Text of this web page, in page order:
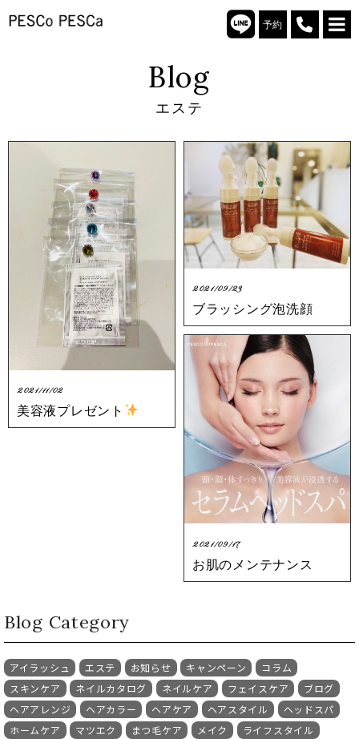
予約
Blog
エステ
2021/11/02
美容液プレゼント
2021/09/23
ブラッシング泡洗顔
2021/09/17
お肌のメンテナンス
Blog Category
アイラッシュ エステ お知らせ キャンペーン
コラム
スキンケア
ネイルカタログ ネイルケア フェイスケア
ブログ
ヘアアレンジ
ヘアカラー ヘアケア ヘアスタイル
ヘッドスパ
ホームケア
マツエク まつ毛ケア メイク
ライフスタイル